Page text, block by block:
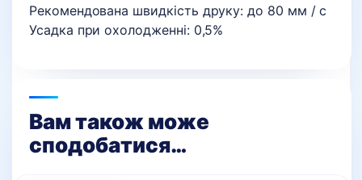
Рекомендована швидкість друку: до 80 мм / с
Усадка при охолодженні: 0,5%
Вам також може
сподобатися…